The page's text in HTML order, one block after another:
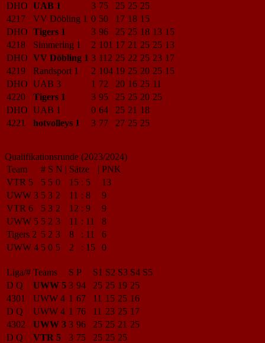
DHO UAB 1 3 75 25 25 25
4217
VV Döbling 1 0 50 17 18 15
DHO Tigers 1 3 96 25 25 18 13 15
4218
Simmering 1 2 101 17 21 25 25 13
DHO VV Döbling 1 3 112 25 22 25 23 17
4219
Randsport 1 2 104 19 25 20 25 15
DHO UAB 3 1 72 20 16 25 11
4220
Tigers 1 3 95 25 25 20 25
DHO UAB 1 0 64 25 21 18
4221
hotvolleys 1 3 77 27 25 25
Qualifikationsrunde (2023/2024)
Team
# S N | Sätze | PNK
VTR 5
5 5 0 15 : 5
13
UWW 3 5 3 2 11 : 8
9
VTR 6
5 3 2 12 : 9
9
UWW 5 5 2 3 11 : 11
8
Tigers 2 5 2 3 8 : 11
6
UWW 4 5 0 5 2 : 15 0
Liga/# Teams S P S1 S2 S3 S4 S5
D Q
UWW 5 3 94 25 25 19 25
4301
UWW 4 1 67 11 15 25 16
D Q
UWW 4 1 76 11 23 25 17
4302
UWW 3 3 96 25 25 21 25
D Q
VTR 5 3 75 25 25 25